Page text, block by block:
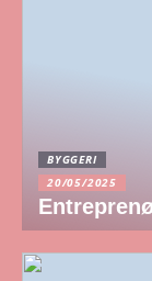
BYGGERI
20/05/2025